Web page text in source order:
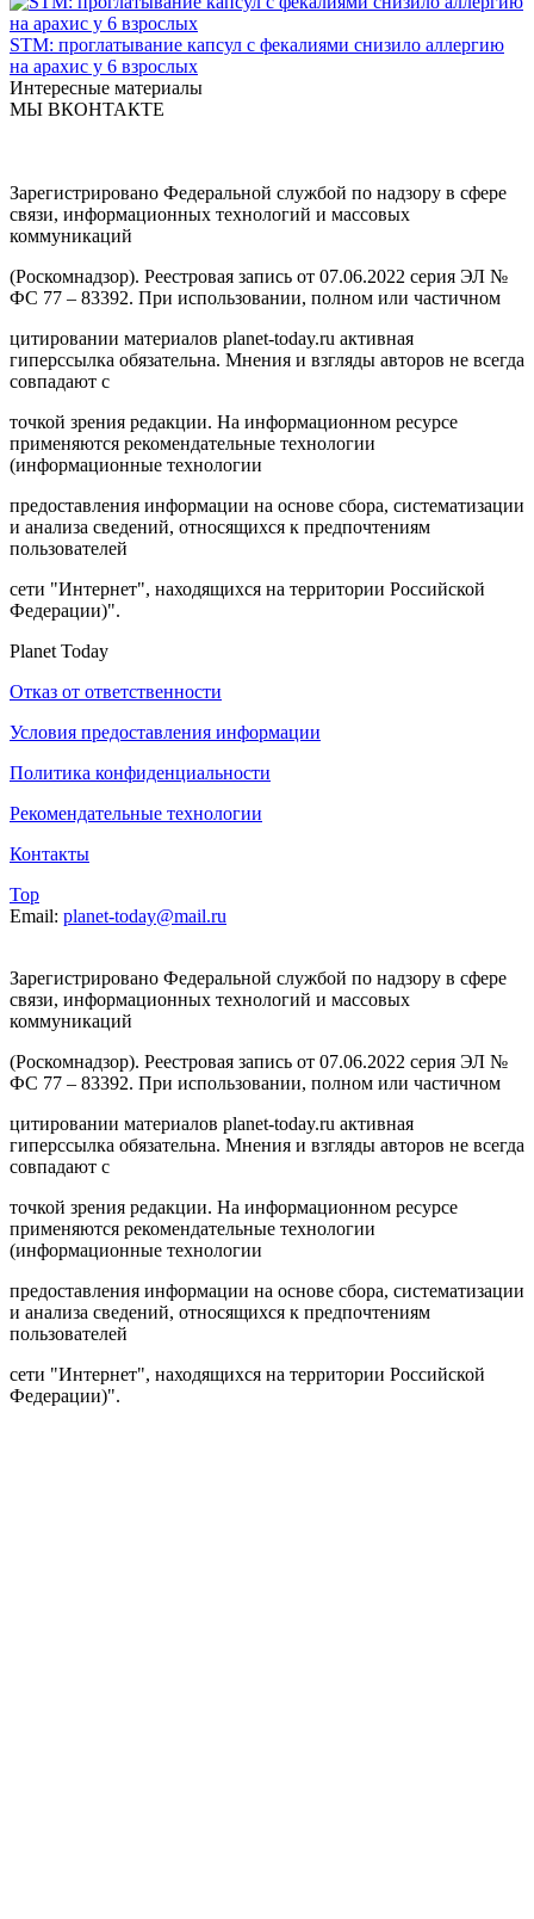
STM: проглатывание капсул с фекалиями снизило аллергию
на арахис у 6 взрослых
Интересные материалы
МЫ ВКОНТАКТЕ
Зарегистрировано Федеральной службой по надзору в сфере
связи, информационных технологий и массовых
коммуникаций
(Роскомнадзор). Реестровая запись от 07.06.2022 серия ЭЛ №
ФС 77 – 83392. При использовании, полном или частичном
цитировании материалов planet-today.ru активная
гиперссылка обязательна. Мнения и взгляды авторов не всегда
совпадают с
точкой зрения редакции. На информационном ресурсе
применяются рекомендательные технологии
(информационные технологии
предоставления информации на основе сбора, систематизации
и анализа сведений, относящихся к предпочтениям
пользователей
сети "Интернет", находящихся на территории Российской
Федерации)".
Planet Today
Отказ от ответственности
Условия предоставления информации
Политика конфиденциальности
Рекомендательные технологии
Контакты
Top
Email: planet-today@mail.ru
Зарегистрировано Федеральной службой по надзору в сфере
связи, информационных технологий и массовых
коммуникаций
(Роскомнадзор). Реестровая запись от 07.06.2022 серия ЭЛ №
ФС 77 – 83392. При использовании, полном или частичном
цитировании материалов planet-today.ru активная
гиперссылка обязательна. Мнения и взгляды авторов не всегда
совпадают с
точкой зрения редакции. На информационном ресурсе
применяются рекомендательные технологии
(информационные технологии
предоставления информации на основе сбора, систематизации
и анализа сведений, относящихся к предпочтениям
пользователей
сети "Интернет", находящихся на территории Российской
Федерации)".